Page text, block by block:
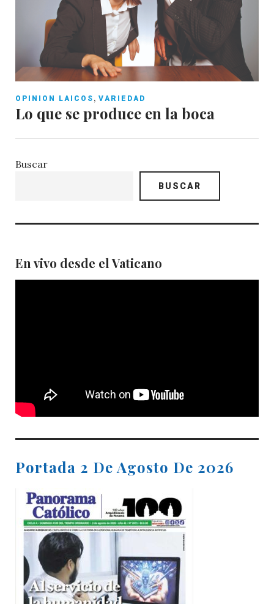
OPINION LAICOS , VARIEDAD
Lo que se produce en la boca
Buscar
BUSCAR
En vivo desde el Vaticano
Portada 2 De Agosto De 2026